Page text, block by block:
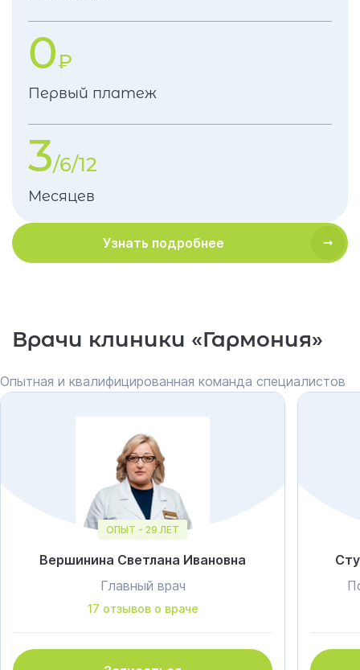
0₽
Первый платеж
3/6/12
Месяцев
Узнать подробнее
Врачи клиники «Гармония»
Опытная и квалифицированная команда специалистов
ОПЫТ - 29 ЛЕТ
Вершинина Светлана Ивановна
Главный врач
17 отзывов о враче